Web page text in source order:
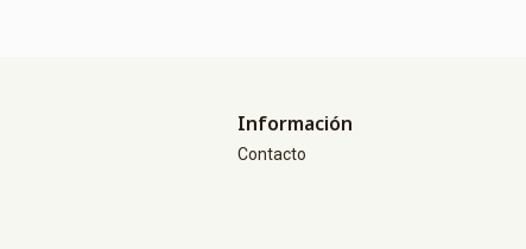
Información
Contacto